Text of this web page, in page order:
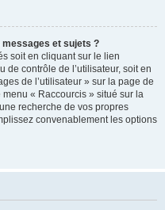
et sujets ?
soit en cliquant sur le lien
de contrôle de l’utilisateur, soit en
de l’utilisateur » sur la page de
« Raccourcis » situé sur la
recherche de vos propres
convenablement les options